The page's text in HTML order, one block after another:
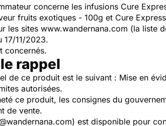
concerne les infusions Cure
fruits exotiques - 100g et Cure
les sites www.wandernana.com (la liste
17/11/2023.
concernés.
rappel
de ce produit est le suivant : Mise en
autorisées.
ce produit, les consignes du
de vente.
est disponible pour